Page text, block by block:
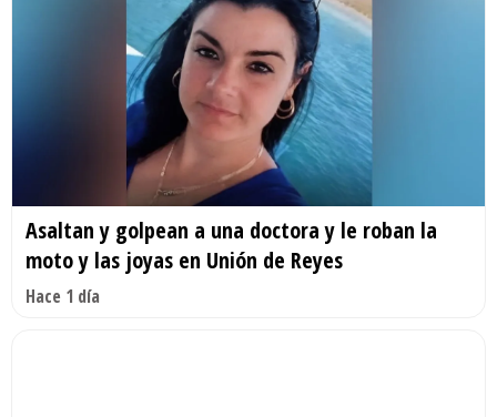
Asaltan y golpean a una doctora y le roban la
moto y las joyas en Unión de Reyes
Hace 1 día